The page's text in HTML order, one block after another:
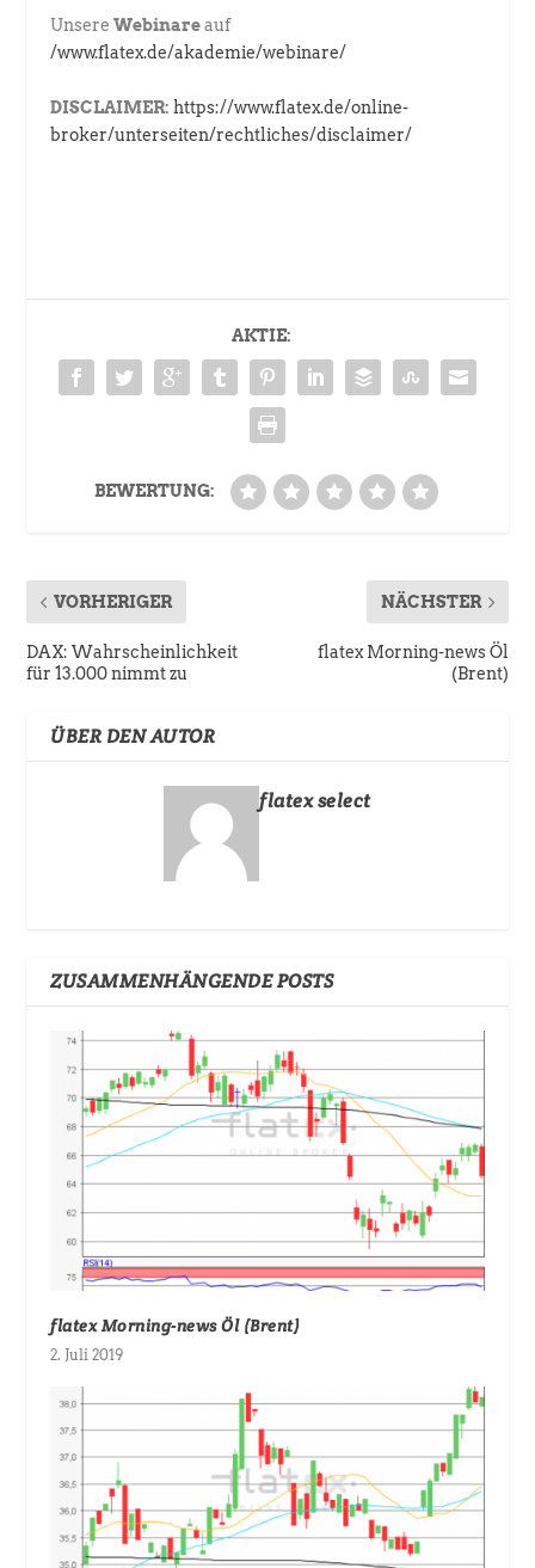
UnsereWebinareauf
/www.flatex.de/akademie/webinare/
DISCLAIMER: https://www.flatex.de/online-
broker/unterseiten/rechtliches/disclaimer/
AKTIE:
BEWERTUNG:
VORHERIGER
DAX: Wahrscheinlichkeit
für 13.000 nimmt zu
NÄCHSTER
flatex Morning-news Öl
(Brent)
ÜBER DEN AUTOR
flatex select
ZUSAMMENHÄNGENDE POSTS
flatex Morning-news Öl (Brent)
2. Juli 2019